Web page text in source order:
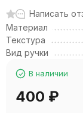
Написать
Материал
Текстура
Вид ручки
В наличии
400 ₽